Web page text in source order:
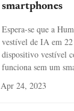
smartphones
Espera-se que a
vestível de IA em
dispositivo vestível
funciona sem um
Apr 24, 2023